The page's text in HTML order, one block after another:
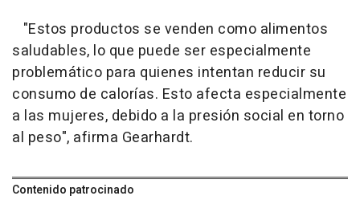
"Estos productos se venden como alimentos
saludables, lo que puede ser especialmente
problemático para quienes intentan reducir su
consumo de calorías. Esto afecta especialmente
a las mujeres, debido a la presión social en torno
al peso", afirma Gearhardt.
Contenido patrocinado